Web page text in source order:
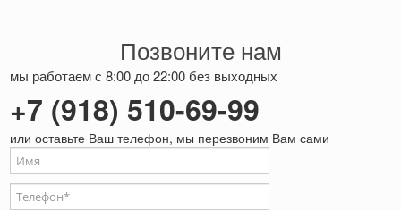
Позвоните нам
мы работаем с 8:00 до 22:00 без выходных
+7 (918) 510-69-99
или оставьте Ваш телефон, мы перезвоним Вам сами
Ваше имя
Телефон*